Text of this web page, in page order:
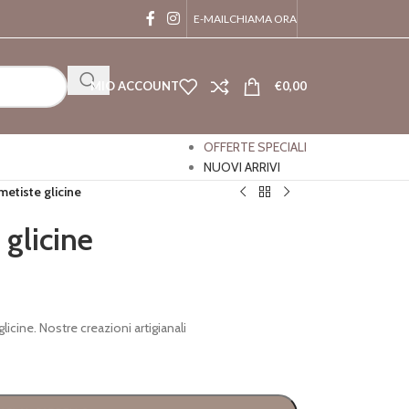
E-MAIL CHIAMA ORA
MIO ACCOUNT €0,00
OFFERTE SPECIALI
NUOVI ARRIVI
glicine
Nostre creazioni artigianali